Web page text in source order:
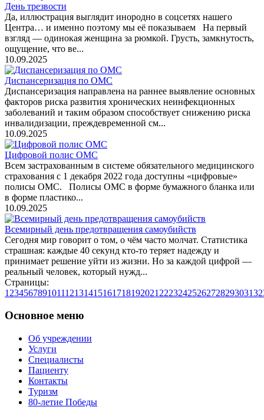
День трезвости
Да, иллюстрация выглядит инородно в соцсетях нашего
Центра… и именно поэтому мы её показываем На первый
взгляд — одинокая женщина за рюмкой. Грусть, замкнутость,
ощущение, что ве...
10.09.2025
Диспансеризация по ОМС
Диспансеризация направлена на раннее выявление основных
факторов риска развития хронических неинфекционных
заболеваний и таким образом способствует снижению риска
инвалидизации, преждевременной см...
10.09.2025
Цифровой полис ОМС
Всем застрахованным в системе обязательного медицинского
страхования с 1 декабря 2022 года доступны «цифровые»
полисы ОМС. Полисы ОМС в форме бумажного бланка или
в форме пластико...
10.09.2025
Всемирный день предотвращения самоубийств
Сегодня мир говорит о том, о чём часто молчат. Статистика
страшная: каждые 40 секунд кто-то теряет надежду и
принимает решение уйти из жизни. Но за каждой цифрой —
реальный человек, который нужд...
Страницы:
1 23456789101112131415161718192021 2223242526272829303132
Основное меню
Об учреждении
Услуги
Специалисты
Пациенту
Контакты
Туризм
80-летие Победы